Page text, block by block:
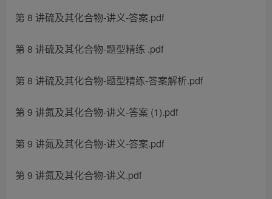
第 8 讲硫及其化合物-讲义-答案.pdf
第 8 讲硫及其化合物-题型精练 .pdf
第 8 讲硫及其化合物-题型精练-答案解析.pdf
第 9 讲氮及其化合物-讲义-答案 (1).pdf
第 9 讲氮及其化合物-讲义-答案.pdf
第 9 讲氮及其化合物-讲义.pdf